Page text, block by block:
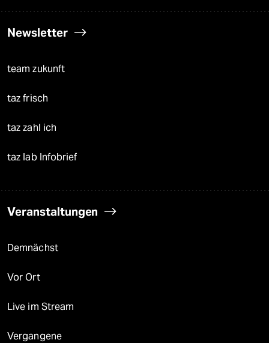
Newsletter
team zukunft
taz frisch
taz zahl ich
taz lab Infobrief
Veranstaltungen
Demnächst
Vor Ort
Live im Stream
Vergangene